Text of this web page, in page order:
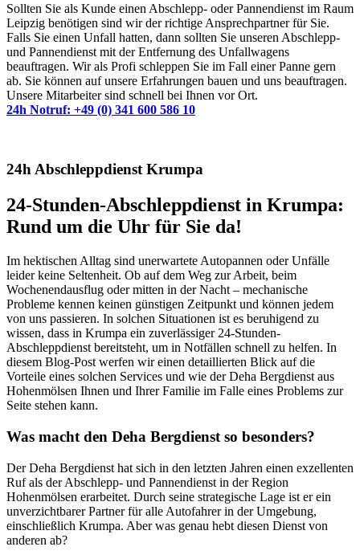
Sollten Sie als Kunde einen Abschlepp- oder Pannendienst im Raum
Leipzig benötigen sind wir der richtige Ansprechpartner für Sie.
Falls Sie einen Unfall hatten, dann sollten Sie unseren Abschlepp-
und Pannendienst mit der Entfernung des Unfallwagens
beauftragen. Wir als Profi schleppen Sie im Fall einer Panne gern
ab. Sie können auf unsere Erfahrungen bauen und uns beauftragen.
Unsere Mitarbeiter sind schnell bei Ihnen vor Ort.
24h Notruf: +49 (0) 341 600 586 10
24h Abschleppdienst Krumpa
24-Stunden-Abschleppdienst in Krumpa:
Rund um die Uhr für Sie da!
Im hektischen Alltag sind unerwartete Autopannen oder Unfälle
leider keine Seltenheit. Ob auf dem Weg zur Arbeit, beim
Wochenendausflug oder mitten in der Nacht – mechanische
Probleme kennen keinen günstigen Zeitpunkt und können jedem
von uns passieren. In solchen Situationen ist es beruhigend zu
wissen, dass in Krumpa ein zuverlässiger 24-Stunden-
Abschleppdienst bereitsteht, um in Notfällen schnell zu helfen. In
diesem Blog-Post werfen wir einen detaillierten Blick auf die
Vorteile eines solchen Services und wie der Deha Bergdienst aus
Hohenmölsen Ihnen und Ihrer Familie im Falle eines Problems zur
Seite stehen kann.
Was macht den Deha Bergdienst so besonders?
Der Deha Bergdienst hat sich in den letzten Jahren einen exzellenten
Ruf als der Abschlepp- und Pannendienst in der Region
Hohenmölsen erarbeitet. Durch seine strategische Lage ist er ein
unverzichtbarer Partner für alle Autofahrer in der Umgebung,
einschließlich Krumpa. Aber was genau hebt diesen Dienst von
anderen ab?